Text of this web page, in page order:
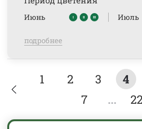
Июнь Июль
подробнее
1 2 3 4
7
...